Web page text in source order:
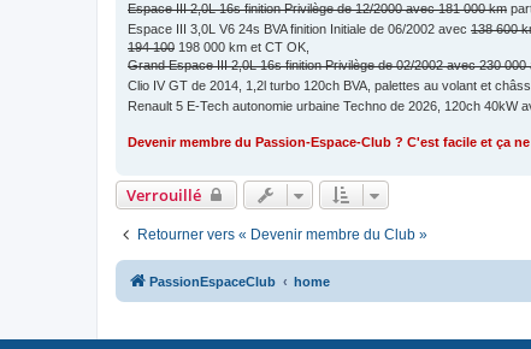
Espace III 2,0L 16s finition Privilège de 12/2000 avec 181 000 km
Espace III 3,0L V6 24s BVA finition Initiale de 06/2002 avec 138 600
194 100 198 000 km et CT OK,
Grand Espace III 2,0L 16s finition Privilège de 02/2002 avec 230 000
Clio IV GT de 2014, 1,2l turbo 120ch BVA, palettes au volant et
Renault 5 E-Tech autonomie urbaine Techno de 2026, 120ch 40kW
Devenir membre du Passion-Espace-Club ? C'est facile et ça
Verrouillé
Retourner vers « Devenir membre du Club »
PassionEspaceClub home